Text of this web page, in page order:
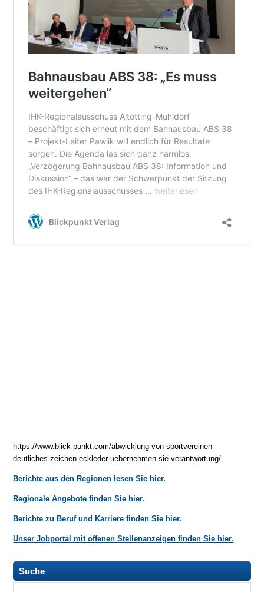
https://www.blick-punkt.com/abwicklung-von-sportvereinen-
deutliches-zeichen-eckleder-uebernehmen-sie-verantwortung/
Berichte aus den Regionen lesen Sie hier.
Regionale Angebote finden Sie hier.
Berichte zu Beruf und Karriere finden Sie hier.
Unser Jobportal mit offenen Stellenanzeigen finden Sie hier.
Suche